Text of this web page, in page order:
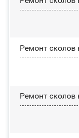
Ремонт
Ремонт